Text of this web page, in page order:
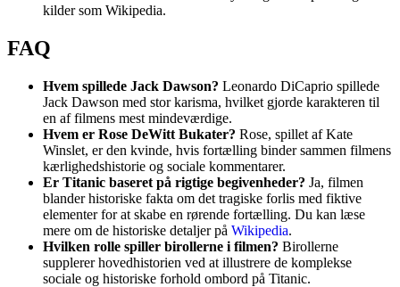
kilder som Wikipedia.
FAQ
Hvem spillede Jack Dawson? Leonardo DiCaprio spillede
Jack Dawson med stor karisma, hvilket gjorde karakteren til
en af filmens mest mindeværdige.
Hvem er Rose DeWitt Bukater? Rose, spillet af Kate
Winslet, er den kvinde, hvis fortælling binder sammen filmens
kærlighedshistorie og sociale kommentarer.
Er Titanic baseret på rigtige begivenheder? Ja, filmen
blander historiske fakta om det tragiske forlis med fiktive
elementer for at skabe en rørende fortælling. Du kan læse
mere om de historiske detaljer på Wikipedia.
Hvilken rolle spiller birollerne i filmen? Birollerne
supplerer hovedhistorien ved at illustrere de komplekse
sociale og historiske forhold ombord på Titanic.